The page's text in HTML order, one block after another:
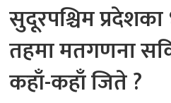
सुदूरपश्चिम
तहमा मतगणना
कहाँ-कहाँ जिते ?